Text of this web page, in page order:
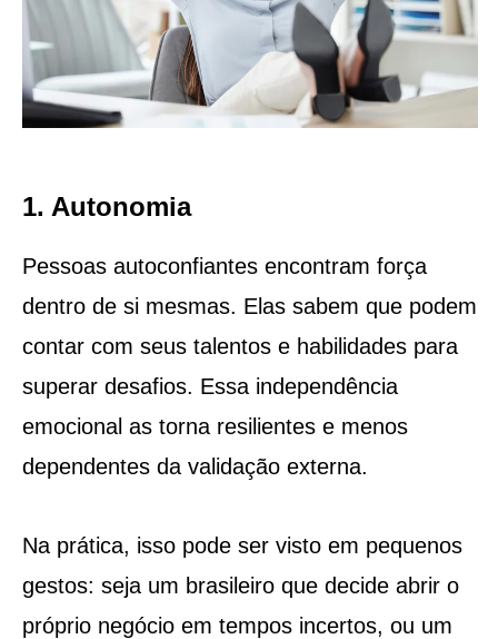
1. Autonomia
Pessoas autoconfiantes encontram força
dentro de si mesmas. Elas sabem que podem
contar com seus talentos e habilidades para
superar desafios. Essa independência
emocional as torna resilientes e menos
dependentes da validação externa.
Na prática, isso pode ser visto em pequenos
gestos: seja um brasileiro que decide abrir o
próprio negócio em tempos incertos, ou um